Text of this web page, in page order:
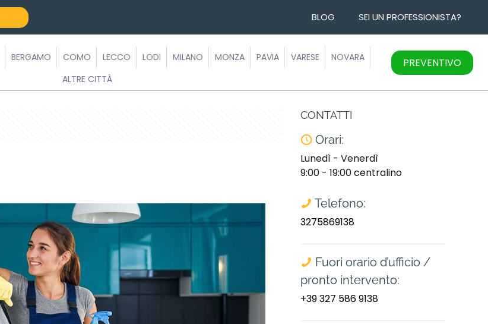
BLOG SEI UN PROFESSIONISTA?
BERGAMO COMO LECCO LODI MILANO MONZA PAVIA VARESE
NOVARA
ALTRE CITTÀ
PREVENTIVO
CONTATTI
Orari:
Lunedì - Venerdì
9:00 - 19:00 centralino
Telefono:
3275869138
Fuori orario d’ufficio /
pronto intervento:
+39 327 586 9138